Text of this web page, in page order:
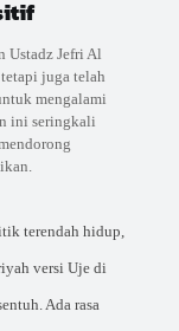
Ustadz Jefri Al
juga telah
mengalami
ini seringkali
terendah hidup,
versi Uje di
Ada rasa